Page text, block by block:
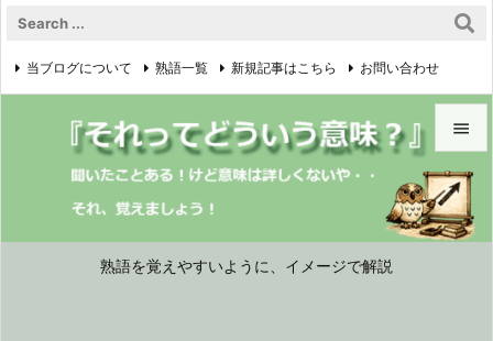
熟語を覚えやすいように、イメージで解説


メニュ

当ブログについて 熟語一覧 新規記事はこちら お問い合わせ
プライバシーポリシー 